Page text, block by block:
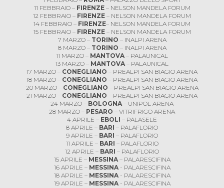
11 FEBBRAIO – FIRENZE– NELSON MANDELA FORUM
12 FEBBRAIO – FIRENZE – NELSON MANDELA FORUM
14 FEBBRAIO – FIRENZE– NELSON MANDELA FORUM
15 FEBBRAIO – FIRENZE– NELSON MANDELA FORUM
7 MARZO – TORINO – INALPI ARENA
8 MARZO – TORINO – INALPI ARENA
11 MARZO – MANTOVA – PALAUNICAL
13 MARZO – MANTOVA – PALAUNICAL
17 MARZO – CONEGLIANO – PREALPI SAN BIAGIO ARENA
18 MARZO – CONEGLIANO – PREALPI SAN BIAGIO ARENA
20 MARZO – CONEGLIANO – PREALPI SAN BIAGIO ARENA
21 MARZO – CONEGLIANO – PREALPI SAN BIAGIO ARENA
24 MARZO – BOLOGNA – UNIPOL ARENA
28 MARZO – PESARO – VITRIFRIGO ARENA
4 APRILE – EBOLI – PALASELE
8 APRILE – BARI – PALAFLORIO
9 APRILE – BARI – PALAFLORIO
11 APRILE – BARI – PALAFLORIO
12 APRILE – BARI – PALAFLORIO
15 APRILE – MESSINA– PALARESCIFINA
16 APRILE – MESSINA- PALARESCIFINA
18 APRILE – MESSINA- PALARESCIFINA
19 APRILE – MESSINA- PALARESCIFINA